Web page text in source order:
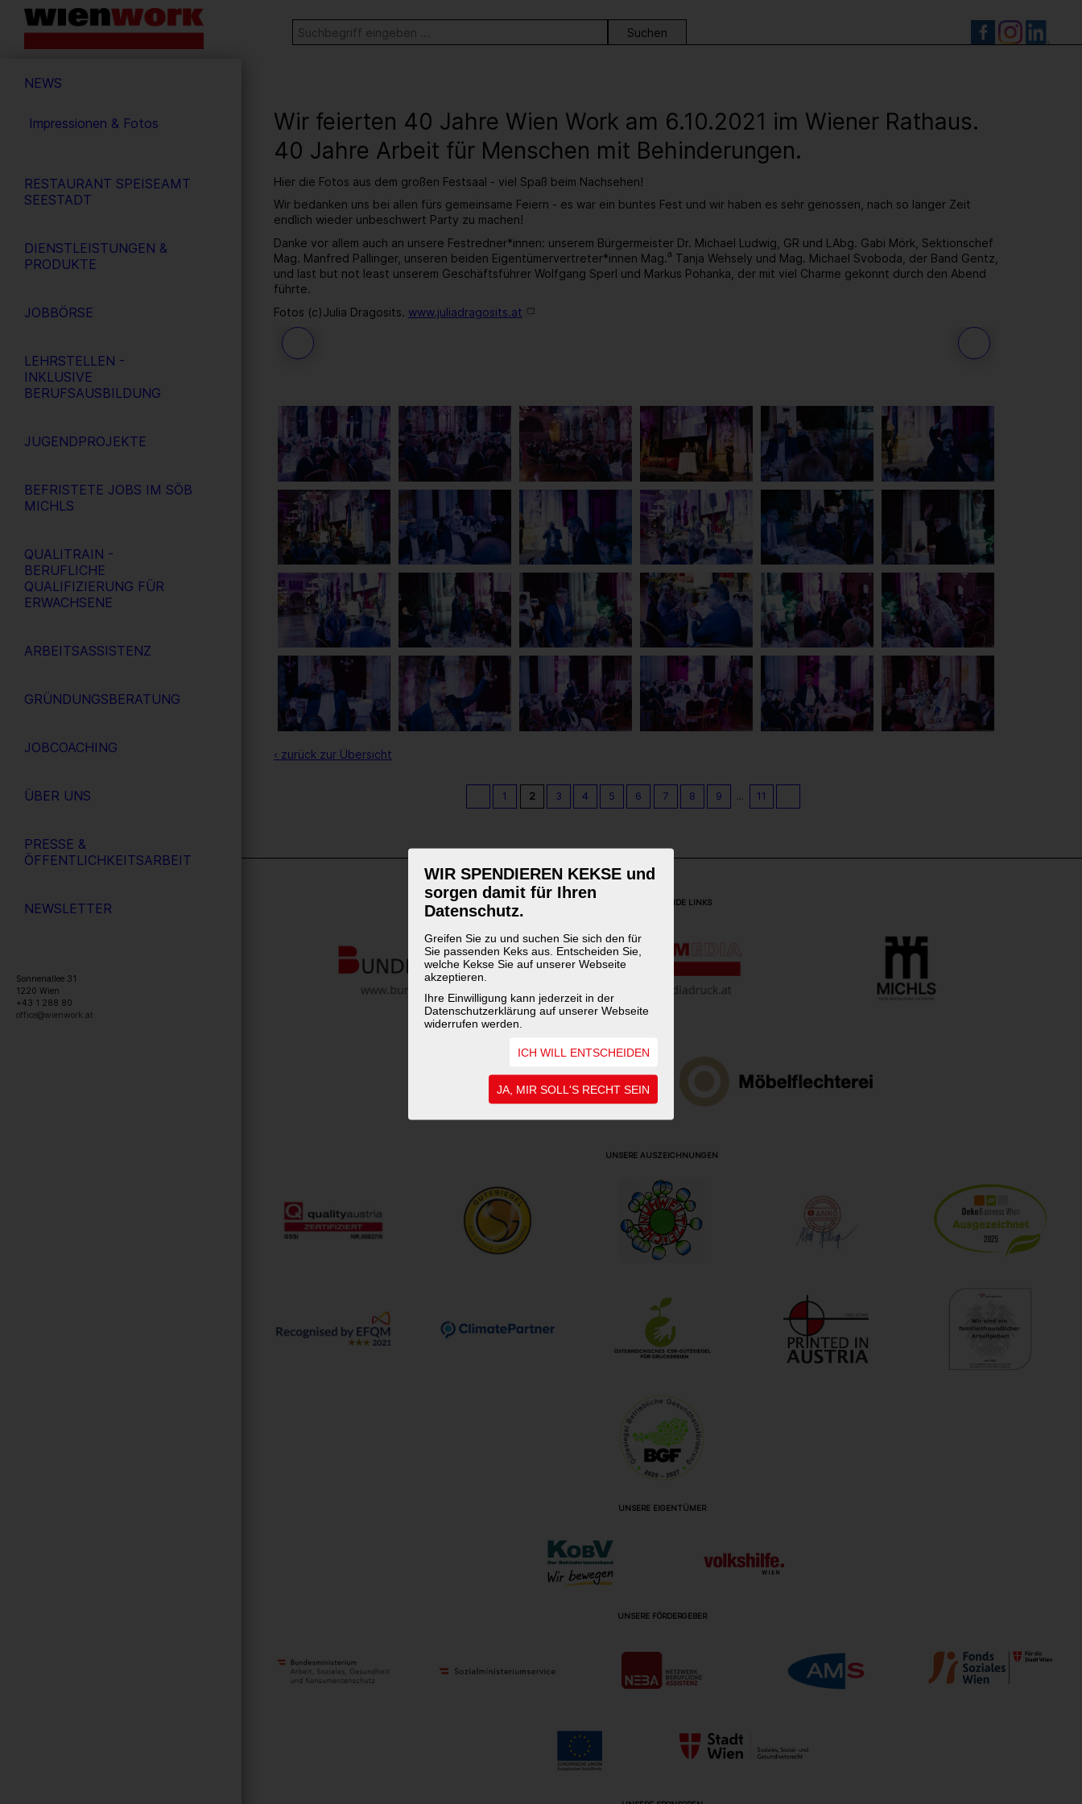
WIR SPENDIEREN KEKSE und
sorgen damit für Ihren
Datenschutz.
Greifen Sie zu und suchen Sie sich den für
Sie passenden Keks aus. Entscheiden Sie,
welche Kekse Sie auf unserer Webseite
akzeptieren.
Ihre Einwilligung kann jederzeit in der
Datenschutzerklärung auf unserer Webseite
widerrufen werden.
ICH WILL ENTSCHEIDEN
JA, MIR SOLL'S RECHT SEIN
Barrierefreie
Bedienung
Webseite
Stichwortsuche
SUCHE
NEWS
Impressionen & Fotos
RESTAURANT SPEISEAMT
SEESTADT
DIENSTLEISTUNGEN &
PRODUKTE
JOBBÖRSE
LEHRSTELLEN -
INKLUSIVE
BERUFSAUSBILDUNG
JUGENDPROJEKTE
BEFRISTETE JOBS IM SÖB
MICHLS
QUALITRAIN -
BERUFLICHE
QUALIFIZIERUNG FÜR
ERWACHSENE
ARBEITSASSISTENZ
GRÜNDUNGSBERATUNG
JOBCOACHING
ÜBER UNS
PRESSE &
ÖFFENTLICHKEITSARBEIT
NEWSLETTER
Sonnenallee 31
1220 Wien
+43 1 288 80
office@wienwork.at
Wir feierten 40 Jahre Wien Work am 6.10.2021 im Wiener Rathaus.
40 Jahre Arbeit für Menschen mit Behinderungen.
Hier die Fotos aus dem großen Festsaal - viel Spaß beim Nachsehen!
Wir bedanken uns bei allen fürs gemeinsame Feiern - es war ein buntes Fest und wir haben es sehr genossen, nach so langer Zeit
endlich wieder unbeschwert Party zu machen!
Danke vor allem auch an unsere Festredner*innen: unserem Bürgermeister Dr. Michael Ludwig, GR und LAbg. Gabi Mörk, Sektionschef
Mag. Manfred Pallinger, unseren beiden Eigentümervertreter*innen Mag.a Tanja Wehsely und Mag. Michael Svoboda, der Band Gentz,
und last but not least unserem Geschäftsführer Wolfgang Sperl und Markus Pohanka, der mit viel Charme gekonnt durch den Abend
führte.
Fotos (c)Julia Dragosits. www.juliadragosits.at
44 / 259
‹ zurück zur Übersicht
1 2 3 4 5 6 7 8 9 ... 11
WEITERFÜHRENDE LINKS
UNSERE AUSZEICHNUNGEN
UNSERE EIGENTÜMER
UNSERE FÖRDERGEBER